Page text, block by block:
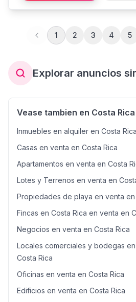
1 2 3 4 5
Explorar anuncios
Vease tambien en Costa Rica
Inmuebles en alquiler en Costa Rica
Casas en venta en Costa Rica
Apartamentos en venta en Costa
Lotes y Terrenos en venta en
Propiedades de playa en venta en
Fincas en Costa Rica en venta en
Negocios en venta en Costa Rica
Locales comerciales y bodegas
Costa Rica
Oficinas en venta en Costa Rica
Edificios en venta en Costa Rica